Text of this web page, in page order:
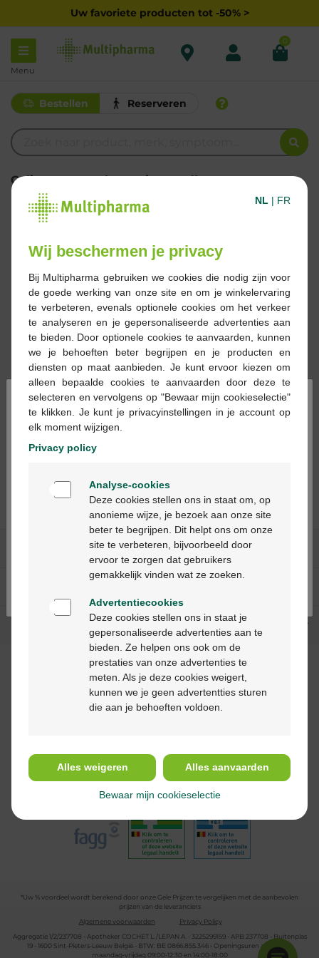
Uw favoriete producten tot -50% >
Menu
0
Bestellen Reserveren
Gelieve een zoekterm in te vullen
Een typfout gemaakt?
Verkrijg je na het zoeken naar een productnaam, merk of
steeds geen resultaat? Dan is het mogelijk dat hetgeen
waar je op zoek naar bent, geen deel uitmaakt van ons
assortiment.
We helpen je graag verder! Neemhiercontact op met
onze klantendienst.
Onze meest verkochte
producten
Bekijk de Gele Prijzen
Onze diensten
Hulp & contact
Betaalmethodes
*Uw % voordeel wordt berekend door onze Gele Prijzen te vergelijken met de aanbevolen
prijzen van de leveranciers
Algemene voorwaarden
Privacy Policy
Aggregatie 1/2/237708 - Apotheker COCHET L./LEPAN A. - 3225299159 - APB 237708 - Buitenplas
19 - 1600 Sint-Pieters-Leeuw België - BTW: BE 0866.855.346 - Openingsuren apotheek:
maandag-vrijdag 09:00-12:30 en 14:00-18:00
×
Bienvenue
Ga verder in het nederlands
Continuez en français
NL | FR
Wij beschermen je privacy
Bij Multipharma gebruiken we cookies die nodig zijn voor
de goede werking van onze site en om je winkelervaring
te verbeteren, evenals optionele cookies om het verkeer
te analyseren en je gepersonaliseerde advertenties aan
te bieden. Door optionele cookies te aanvaarden, kunnen
we je behoeften beter begrijpen en je producten en
diensten op maat aanbieden. Je kunt ervoor kiezen om
alleen bepaalde cookies te aanvaarden door deze te
selecteren en vervolgens op "Bewaar mijn cookieselectie"
te klikken. Je kunt je privacyinstellingen in je account op
elk moment wijzigen.
Privacy policy
Analyse-cookies
Deze cookies stellen ons in staat om, op
anonieme wijze, je bezoek aan onze site
beter te begrijpen. Dit helpt ons om onze
site te verbeteren, bijvoorbeeld door
ervoor te zorgen dat gebruikers
gemakkelijk vinden wat ze zoeken.
Advertentiecookies
Deze cookies stellen ons in staat je
gepersonaliseerde advertenties aan te
bieden. Ze helpen ons ook om de
prestaties van onze advertenties te
meten. Als je deze cookies weigert,
kunnen we je geen advertentties sturen
die aan je behoeften voldoen.
Alles weigeren Alles aanvaarden
Bewaar mijn cookieselectie